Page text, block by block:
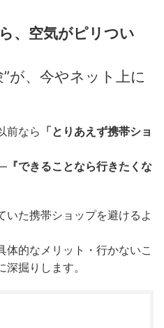
、空気がピリつい
が、今やネット上に
前なら 「とりあえず携帯ショ
『できることなら行きたくな
いた携帯ショップを避けるよ
体的なメリット・行かないこ
掘りします。